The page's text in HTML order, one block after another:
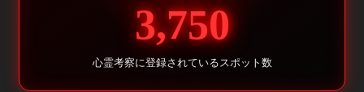
3,750
心霊考察に登録されているスポット数